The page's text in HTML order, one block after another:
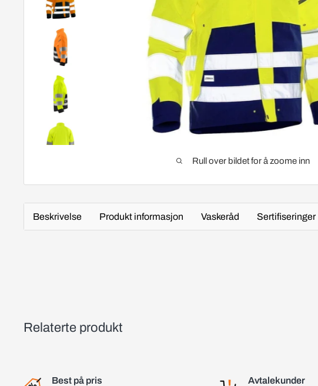
Rull over bildet for å zoome inn
Beskrivelse Produkt informasjon Vaskeråd Sertifiseringer
Relaterte produkt
Best på pris
Avtalekunder